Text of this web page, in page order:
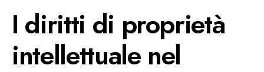
I diritti di proprietà
intellettuale nel